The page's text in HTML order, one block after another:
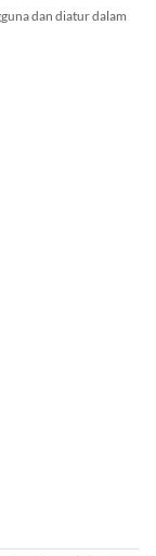
dan diatur dalam